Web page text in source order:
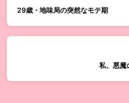
29歳・地味局の突然なモテ期
私、悪魔